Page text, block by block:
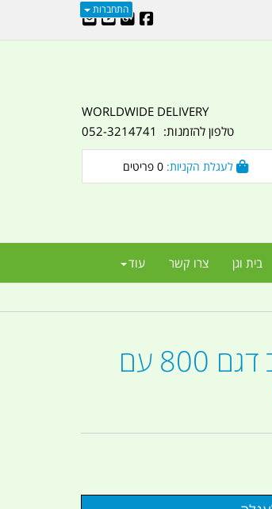
התחברות
WORLDWIDE DELIVERY
טלפון להזמנות: 052-3214741
0
בית וגן צרו קשר עוד
כבלים להתנעת רכב דגם 800 עם